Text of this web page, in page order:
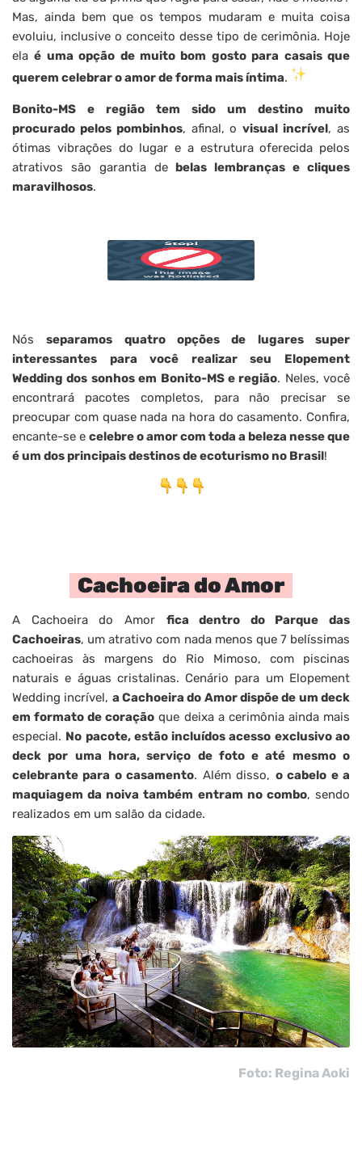
Mas, ainda bem que os tempos mudaram e muita coisa
evoluiu, inclusive o conceito desse tipo de cerimônia. Hoje
elaé uma opção de muito bom gosto para casais que
querem celebrar o amor de forma mais íntima.
Bonito-MS e região tem sido um destino muito
procurado pelos pombinhos, afinal, ovisual incrível, as
ótimas vibrações do lugar e a estrutura oferecida pelos
atrativos são garantia de belas lembranças e cliques
maravilhosos.
Nósseparamos quatro opções de lugares super
interessantes para você realizar seu Elopement
Wedding dos sonhos em Bonito-MS e região. Neles, você
encontrará pacotes completos, para não precisar se
preocupar com quase nada na hora do casamento. Confira,
encante-se e celebre o amor com toda a beleza nesse que
é um dos principais destinos de ecoturismo no Brasil!
Cachoeira do Amor
A Cachoeira do Amor fica dentro do Parque das
Cachoeiras, um atrativo com nada menos que 7 belíssimas
cachoeiras às margens do Rio Mimoso, com piscinas
naturais e águas cristalinas. Cenário para um Elopement
Wedding incrível, a Cachoeira do Amor dispõe de um deck
em formato de coração que deixa a cerimônia ainda mais
especial. No pacote, estão incluídos acesso exclusivo ao
deck por uma hora, serviço de foto e até mesmo o
celebrante para o casamento. Além disso, o cabelo e a
maquiagem da noiva também entram no combo, sendo
realizados em um salão da cidade.
Foto: Regina Aoki